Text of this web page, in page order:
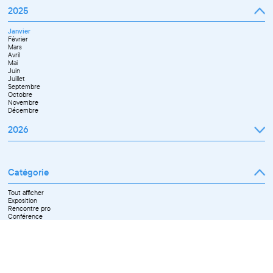
2025
Janvier
Février
Mars
Avril
Mai
Juin
Juillet
Septembre
Octobre
Novembre
Décembre
2026
Avril
Mai
Juin
Septembre
Octobre
Novembre
Catégorie
Tout afficher
Exposition
Rencontre pro
Conférence